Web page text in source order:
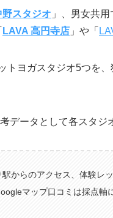
スタジオ 」、男女共
LAVA 高円寺店 」や「
トヨガスタジオ5つを
データとして各スタジ
からのアクセス、体験レ
マップ口コミは採点軸